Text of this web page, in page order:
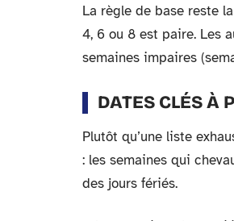
La règle de base reste
4, 6 ou 8 est paire. Les
semaines impaires
DATES CLÉS À
Plutôt qu’une liste
: les semaines qui
des jours fériés.